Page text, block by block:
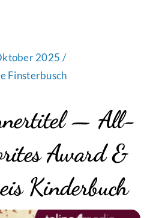
2025 /
Finsterbusch
— All-
Award &
Kinderbuch